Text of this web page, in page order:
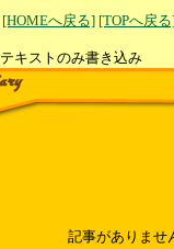
[HOMEへ戻る] [TOPへ戻
テキストのみ書き込
記事がありませ